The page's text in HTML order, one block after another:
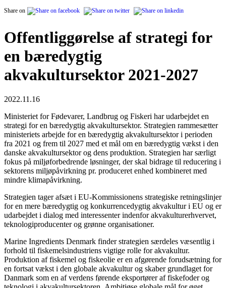
Share on
Offentliggørelse af strategi for
en bæredygtig
akvakultursektor 2021-2027
2022.11.16
Ministeriet for Fødevarer, Landbrug og Fiskeri har udarbejdet en
strategi for en bæredygtig akvakultursektor. Strategien rammesætter
ministeriets arbejde for en bæredygtig akvakultursektor i perioden
fra 2021 og frem til 2027 med et mål om en bæredygtig vækst i den
danske akvakultursektor og dens produktion. Strategien har særligt
fokus på miljøforbedrende løsninger, der skal bidrage til reducering i
sektorens miljøpåvirkning pr. produceret enhed kombineret med
mindre klimapåvirkning.
Strategien tager afsæt i EU-Kommissionens strategiske retningslinjer
for en mere bæredygtig og konkurrencedygtig akvakultur i EU og er
udarbejdet i dialog med interessenter indenfor akvakulturerhvervet,
teknologiproducenter og grønne organisationer.
Marine Ingredients Denmark finder strategien særdeles væsentlig i
forhold til fiskemelsindustriens vigtige rolle for akvakultur.
Produktion af fiskemel og fiskeolie er en afgørende forudsætning for
en fortsat vækst i den globale akvakultur og skaber grundlaget for
Danmark som en af verdens førende eksportører af fiskefoder og